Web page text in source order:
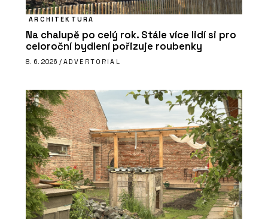
ARCHITEKTURA
Na chalupě po celý rok. Stále více lidí si pro
celoroční bydlení pořizuje roubenky
8. 6. 2026 / ADVERTORIAL